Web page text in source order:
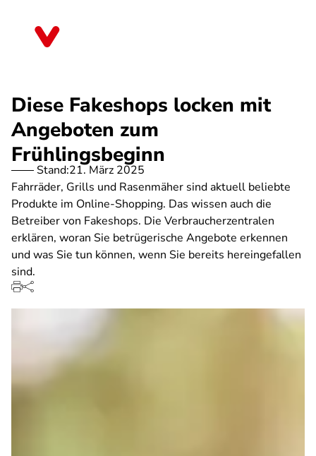
Diese Fakeshops locken mit
Angeboten zum
Frühlingsbeginn
Stand:21. März 2025
Fahrräder, Grills und Rasenmäher sind aktuell beliebte
Produkte im Online-Shopping. Das wissen auch die
Betreiber von Fakeshops. Die Verbraucherzentralen
erklären, woran Sie betrügerische Angebote erkennen
und was Sie tun können, wenn Sie bereits hereingefallen
sind.